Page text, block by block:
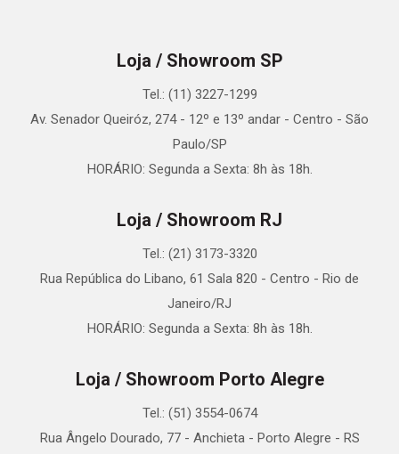
Loja / Showroom SP
Tel.: (11) 3227-1299
Av. Senador Queiróz, 274 - 12º e 13º andar - Centro - São
Paulo/SP
HORÁRIO: Segunda a Sexta: 8h às 18h.
Loja / Showroom RJ
Tel.: (21) 3173-3320
Rua República do Libano, 61 Sala 820 - Centro - Rio de
Janeiro/RJ
HORÁRIO: Segunda a Sexta: 8h às 18h.
Loja / Showroom Porto Alegre
Tel.: (51) 3554-0674
Rua Ângelo Dourado, 77 - Anchieta - Porto Alegre - RS